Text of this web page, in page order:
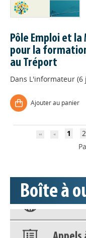
Pôle Emploi et
pour la
au Tréport
Dans L'informateur (6
Ajouter au panier
1 2
Boîte à
Appels
Nos
Appels